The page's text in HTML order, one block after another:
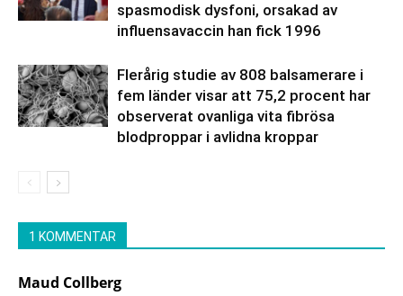
spasmodisk dysfoni, orsakad av
influensavaccin han fick 1996
Flerårig studie av 808 balsamerare i
fem länder visar att 75,2 procent har
observerat ovanliga vita fibrösa
blodproppar i avlidna kroppar
1 KOMMENTAR
Maud Collberg